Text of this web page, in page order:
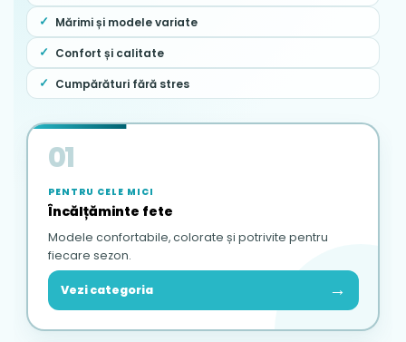
Mărimi și modele variate
Confort și calitate
Cumpărături fără stres
01
PENTRU CELE MICI
Încălțăminte fete
Modele confortabile, colorate și potrivite pentru
fiecare sezon.
Vezi categoria →